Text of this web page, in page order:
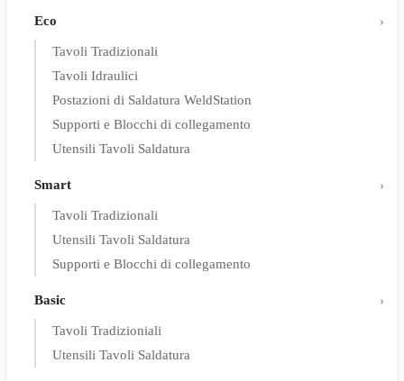
Eco
Tavoli Tradizionali
Tavoli Idraulici
Postazioni di Saldatura WeldStation
Supporti e Blocchi di collegamento
Utensili Tavoli Saldatura
Smart
Tavoli Tradizionali
Utensili Tavoli Saldatura
Supporti e Blocchi di collegamento
Basic
Tavoli Tradizioniali
Utensili Tavoli Saldatura